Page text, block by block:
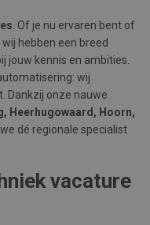
. Of je nu ervaren bent of
hebben een breed
jouw kennis en ambities.
wij
Dankzij onze nauwe
Heerhugowaard, Hoorn,
dé regionale specialist
vacature